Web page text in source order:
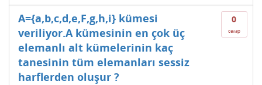
0
cevap
A={a,b,c,d,e,F,g,h,i} kümesi
veriliyor.A kümesinin en çok üç
elemanlı alt kümelerinin kaç
tanesinin tüm elemanları sessiz
harflerden oluşur ?